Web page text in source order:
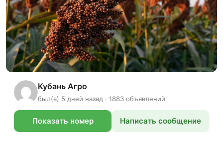
Кубань Агро
был(а) 5 дней назад · 1883 объявлений
Показать номер Написать сообщение